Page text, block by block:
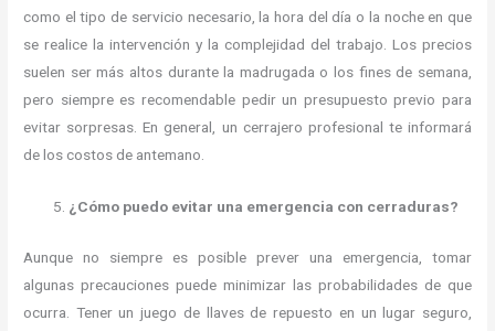
como el tipo de servicio necesario, la hora del día o la noche en que
se realice la intervención y la complejidad del trabajo. Los precios
suelen ser más altos durante la madrugada o los fines de semana,
pero siempre es recomendable pedir un presupuesto previo para
evitar sorpresas. En general, un cerrajero profesional te informará
de los costos de antemano.
¿Cómo puedo evitar una emergencia con cerraduras?
Aunque no siempre es posible prever una emergencia, tomar
algunas precauciones puede minimizar las probabilidades de que
ocurra. Tener un juego de llaves de repuesto en un lugar seguro,